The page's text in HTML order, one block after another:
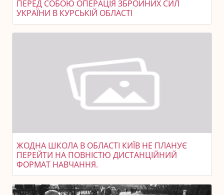
ПЕРЕД СОБОЮ ОПЕРАЦІЯ ЗБРОЙНИХ СИЛ
УКРАЇНИ В КУРСЬКІЙ ОБЛАСТІ
ЖОДНА ШКОЛА В ОБЛАСТІ КИЇВ НЕ ПЛАНУЄ
ПЕРЕЙТИ НА ПОВНІСТЮ ДИСТАНЦІЙНИЙ
ФОРМАТ НАВЧАННЯ.